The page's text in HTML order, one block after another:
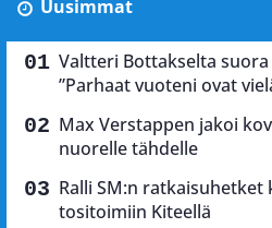
Uusimmat
Valtteri Bottakselta
”Parhaat vuoteni ovat
Max Verstappen jakoi
nuorelle tähdelle
Ralli SM:n ratkaisuhetket
tositoimiin Kiteellä